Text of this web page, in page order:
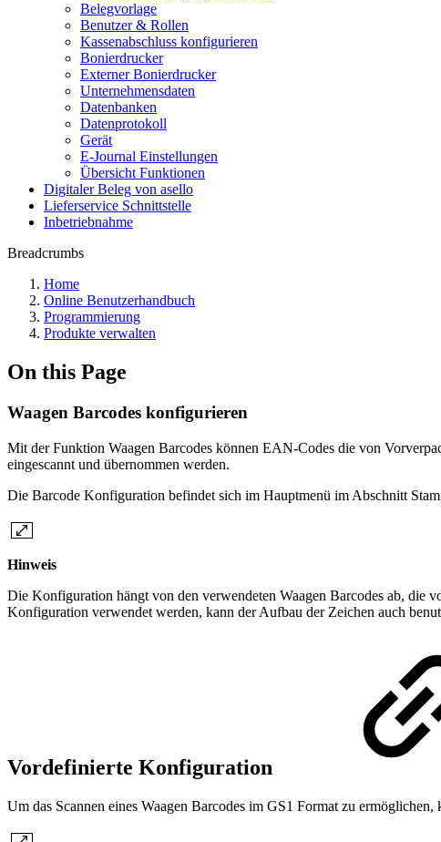
Belegvorlage
Benutzer & Rollen
Kassenabschluss konfigurieren
Bonierdrucker
Externer Bonierdrucker
Unternehmensdaten
Datenbanken
Datenprotokoll
Gerät
E-Journal Einstellungen
Übersicht Funktionen
Digitaler Beleg von asello
Lieferservice Schnittstelle
Inbetriebnahme
Breadcrumbs
Home
Online Benutzerhandbuch
Programmierung
Produkte verwalten
On this Page
Waagen Barcodes konfigurieren
Mit der Funktion Waagen Barcodes können EAN-Codes die von
eingescannt und übernommen werden.
Die Barcode Konfiguration befindet sich im Hauptmenü im Abschnitt
Hinweis
Die Konfiguration hängt von den verwendeten Waagen Barcodes ab, die
Konfiguration verwendet werden, kann der Aufbau der Zeichen auch
Vordefinierte Konfiguration
Um das Scannen eines Waagen Barcodes im GS1 Format zu